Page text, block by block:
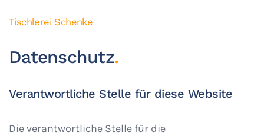
Tischlerei Schenke
Datenschutz.
Verantwortliche Stelle für diese Website
Die verantwortliche Stelle für die